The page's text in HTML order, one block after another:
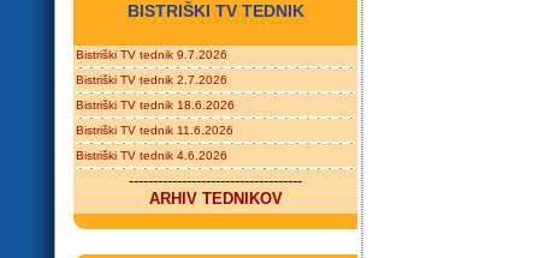
BISTRIŠKI TV TEDNIK
Bistriški TV tednik 9.7.2026
Bistriški TV tednik 2.7.2026
Bistriški TV tednik 18.6.2026
Bistriški TV tednik 11.6.2026
Bistriški TV tednik 4.6.2026
------------------------------------
ARHIV TEDNIKOV